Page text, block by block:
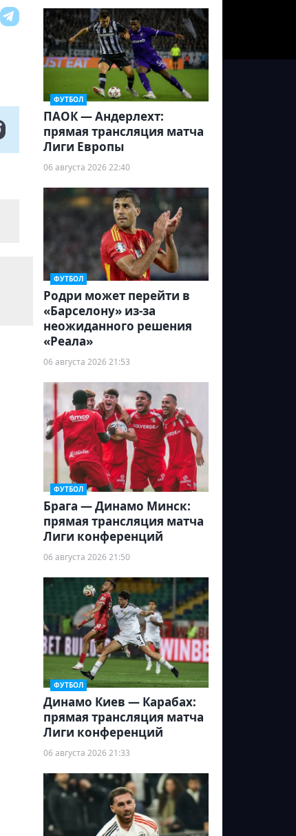
ФУТБОЛ
ПАОК — Андерлехт:
прямая трансляция матча
Лиги Европы
06 августа 2026 22:40
ФУТБОЛ
Родри может перейти в
«Барселону» из-за
неожиданного решения
«Реала»
06 августа 2026 21:53
ФУТБОЛ
Брага — Динамо Минск:
прямая трансляция матча
Лиги конференций
06 августа 2026 21:50
ФУТБОЛ
Динамо Киев — Карабах:
прямая трансляция матча
Лиги конференций
06 августа 2026 21:33